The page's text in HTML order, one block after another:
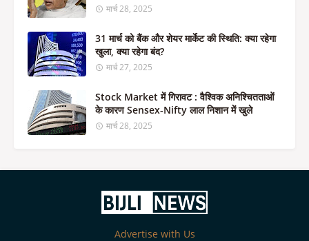
मार्च 28, 2025
31 मार्च को बैंक और शेयर मार्केट की स्थिति: क्या रहेगा
खुला, क्या रहेगा बंद?
मार्च 27, 2025
Stock Market में गिरावट : वैश्विक अनिश्चितताओं
के कारण Sensex-Nifty लाल निशान में खुले
मार्च 28, 2025
Advertise with Us